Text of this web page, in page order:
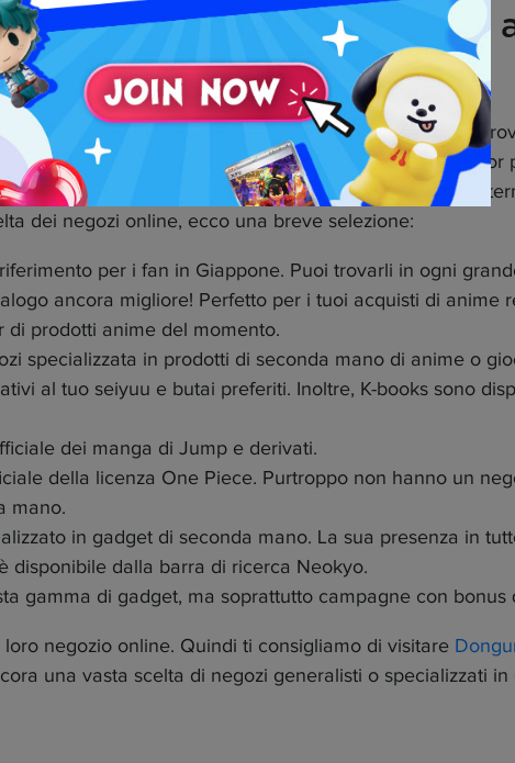
miglior negozio di manga e
perché ce ne sono molti tra cui scegliere. Se non ti
utilizzare un servizio come Neokyo. Infatti, la
devi utilizzare un sistema di Servizio Proxy: un
dei negozi online, ecco una breve selezione:
per i fan in Giappone. Puoi trovarli in ogni
ancora migliore! Perfetto per i tuoi acquisti di anime
di prodotti anime del momento.
specializzata in prodotti di seconda mano di anime o
al tuo seiyuu e butai preferiti. Inoltre, K-books sono
dei manga di Jump e derivati.
della licenza One Piece. Purtroppo non hanno un
mano.
in gadget di seconda mano. La sua presenza in
disponibile dalla barra di ricerca Neokyo.
gamma di gadget, ma soprattutto campagne con bonus
negozio online. Quindi ti consigliamo di visitare
una vasta scelta di negozi generalisti o specializzati